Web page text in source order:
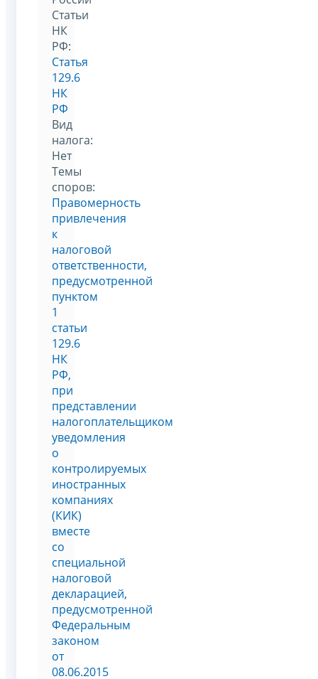
Статьи
НК
РФ:
Статья
129.6
НК
РФ
Вид
налога:
Нет
Темы
споров:
Правомерность
привлечения
к
налоговой
ответственности,
предусмотренной
пунктом
1
статьи
129.6
НК
РФ,
при
представлении
налогоплательщиком
уведомления
о
контролируемых
иностранных
компаниях
(КИК)
вместе
со
специальной
налоговой
декларацией,
предусмотренной
Федеральным
законом
от
08.06.2015